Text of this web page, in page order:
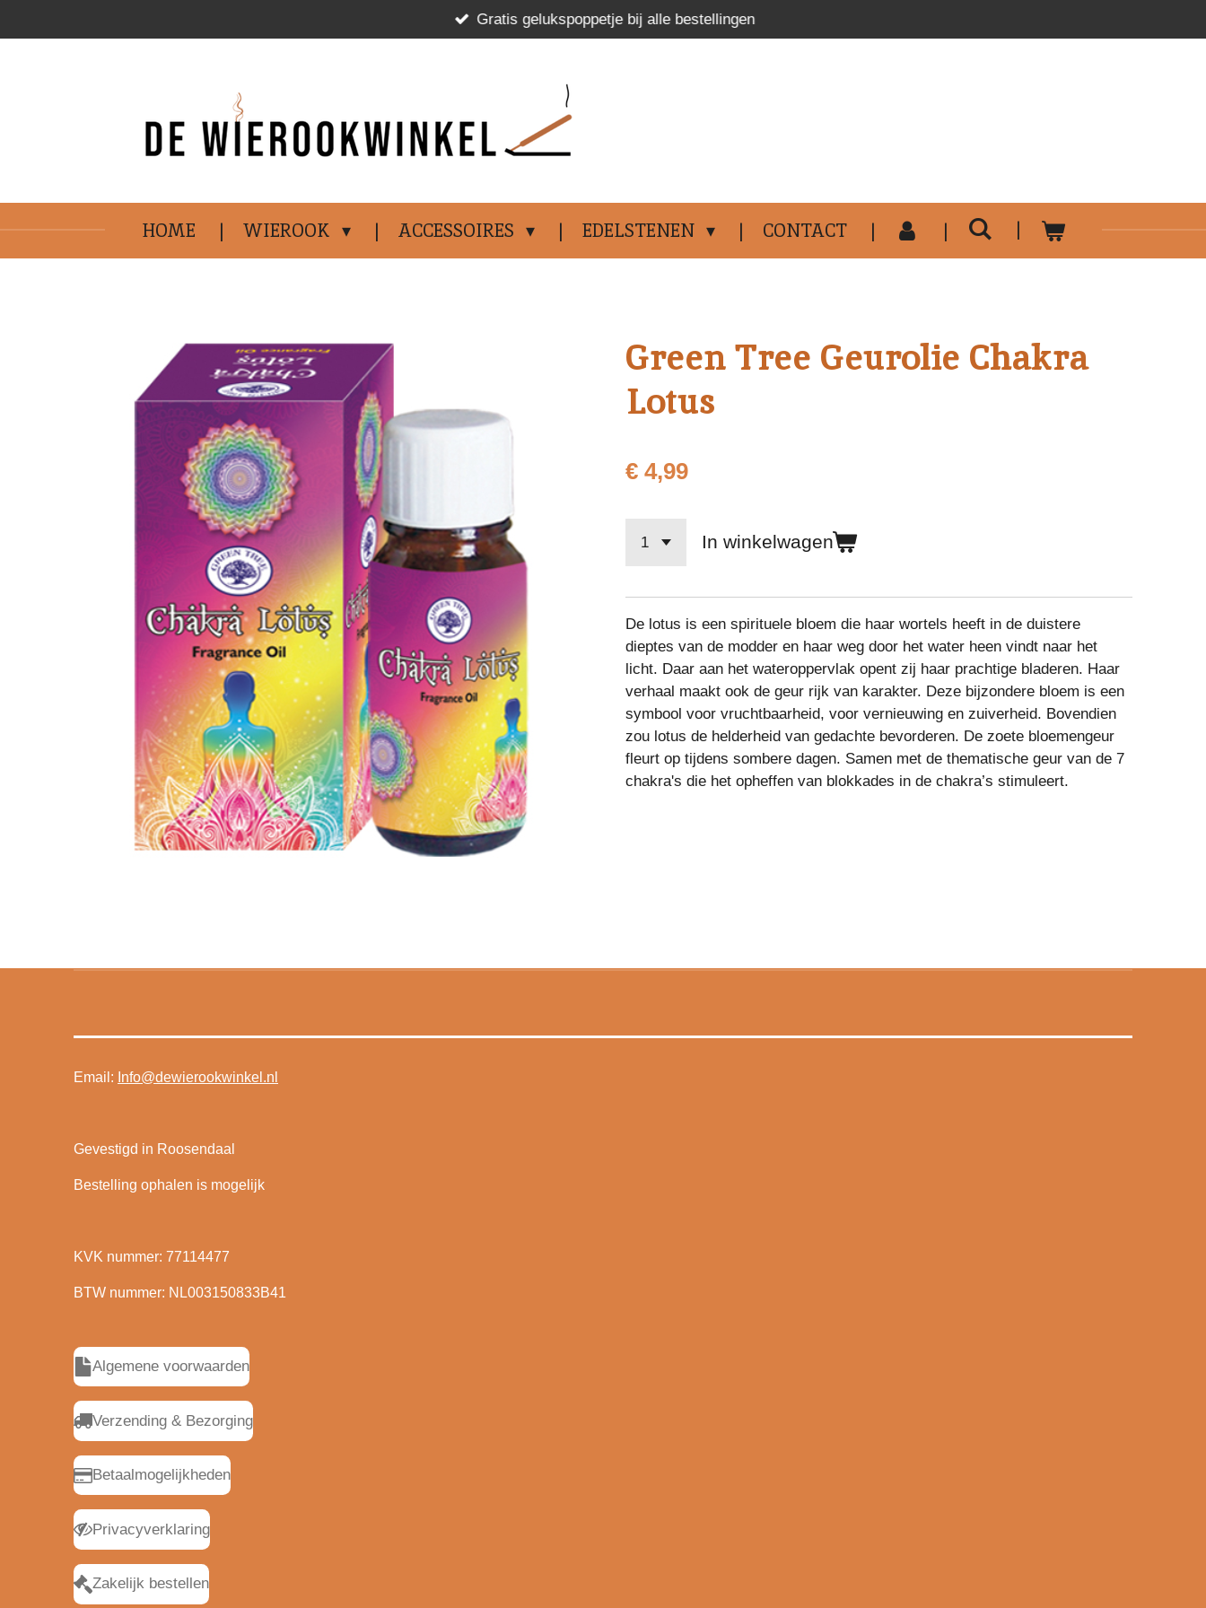
direct
Gratis gelukspoppetje bij alle bestellingen
HOME WIEROOK ACCESSOIRES EDELSTENEN CONTACT
Green Tree Geurolie Chakra
Lotus
€ 4,99
In winkelwagen
De lotus is een spirituele bloem die haar wortels heeft in de duistere
dieptes van de modder en haar weg door het water heen vindt naar het
licht. Daar aan het wateroppervlak opent zij haar prachtige bladeren. Haar
verhaal maakt ook de geur rijk van karakter. Deze bijzondere bloem is een
symbool voor vruchtbaarheid, voor vernieuwing en zuiverheid. Bovendien
zou lotus de helderheid van gedachte bevorderen. De zoete bloemengeur
fleurt op tijdens sombere dagen. Samen met de thematische geur van de 7
chakra's die het opheffen van blokkades in de chakra’s stimuleert.
Email: Info@dewierookwinkel.nl
Gevestigd in Roosendaal
Bestelling ophalen is mogelijk
KVK nummer: 77114477
BTW nummer: NL003150833B41
Algemene voorwaarden
Verzending & Bezorging
Betaalmogelijkheden
Privacyverklaring
Zakelijk bestellen